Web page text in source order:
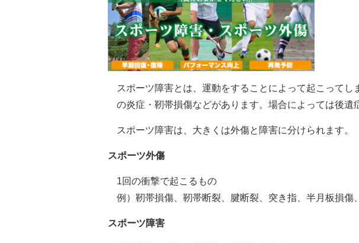
スポーツ障害とは、運動をすることによって起こって
の炎症・靭帯損傷などがあります。場合によっては後遺
スポーツ障害は、大きくは外傷と障害に分けられます。
スポーツ外傷
1回の衝撃で起こるもの
例）靭帯損傷、靭帯断裂、腱断裂、突き指、半月板損
スポーツ障害